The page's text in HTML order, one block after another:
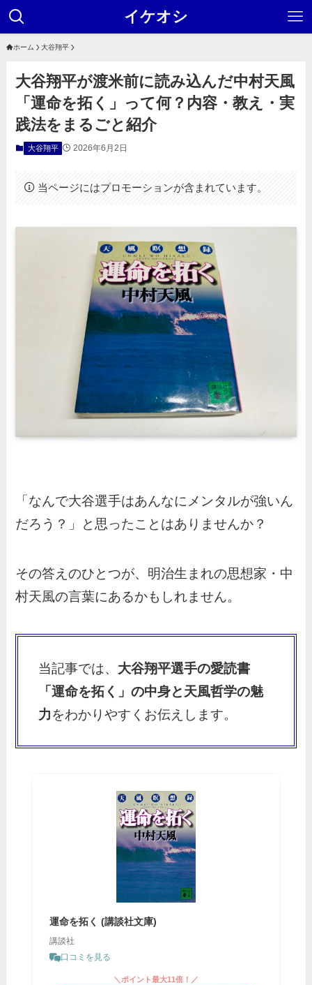
イケオシ
ホーム 大谷翔平
大谷翔平が渡米前に読み込んだ中村天風
「運命を拓く」って何？内容・教え・実
践法をまるごと紹介
大谷翔平 2026年6月2日
当ページにはプロモーションが含まれています。
「なんで大谷選手はあんなにメンタルが強いん
だろう？」と思ったことはありませんか？
その答えのひとつが、明治生まれの思想家・中
村天風の言葉にあるかもしれません。
当記事では、 大谷翔平選手の愛読書
「運命を拓く」の中身と天風哲学の魅
力をわかりやすくお伝えします。
運命を拓く (講談社文庫)
講談社
口コミを見る
＼ポイント最大11倍！／